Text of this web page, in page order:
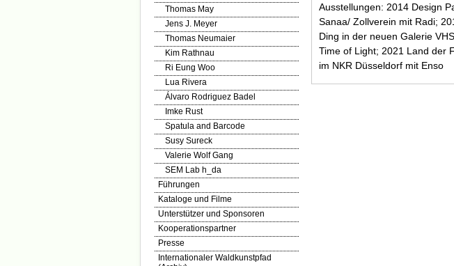
Thomas May
Jens J. Meyer
Thomas Neumaier
Kim Rathnau
Ri Eung Woo
Lua Rivera
Álvaro Rodriguez Badel
Imke Rust
Spatula and Barcode
Susy Sureck
Valerie Wolf Gang
SEM Lab h_da
Führungen
Kataloge und Filme
Unterstützer und Sponsoren
Kooperationspartner
Presse
Internationaler Waldkunstpfad
Ausstellungen: 2014 Design
Sanaa/ Zollverein mit Radi;
Ding in der neuen Galerie
Time of Light; 2021 Land der
im NKR Düsseldorf mit Enso